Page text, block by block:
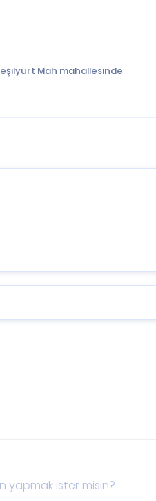
Mah mahallesinde
yapmak ister misin?